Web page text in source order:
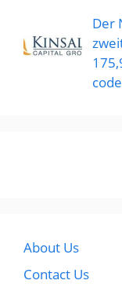
Der
About Us
Contact Us